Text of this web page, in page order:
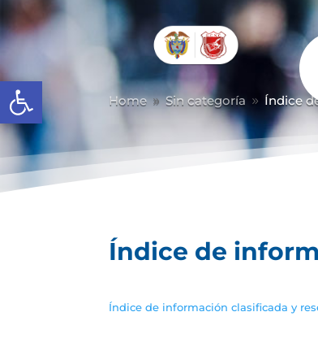
Abrir barra de herramientas
Home 9 Sin categoría 9 Índice
Índice de
Índice de información clasificada y